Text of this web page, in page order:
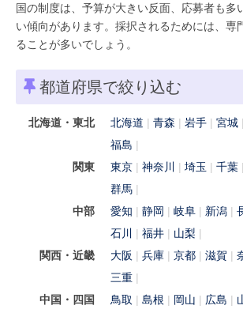
国の制度は、予算が大きい反面、応募者も多
い傾向があります。採択されるためには、専
ることが多いでしょう。
都道府県で絞り込む
北海道・東北 北海道 青森 岩手 宮城
福島
関東
東京 神奈川 埼玉 千葉
群馬
中部
愛知 静岡 岐阜 新潟
石川
福井
山梨
関西・近畿
大阪 兵庫 京都 滋賀
三重
中国・四国
鳥取 島根 岡山 広島